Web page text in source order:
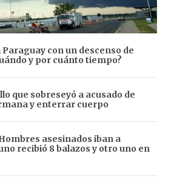
Paraguay con un descenso de
y por cuánto tiempo?
que sobreseyó a acusado de
y enterrar cuerpo
asesinados iban a
recibió 8 balazos y otro uno en